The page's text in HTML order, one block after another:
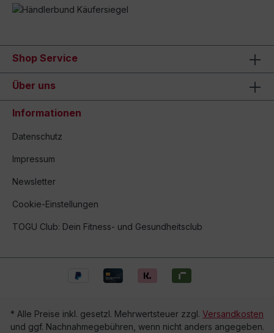
Shop Service
Über uns
Informationen
Datenschutz
Impressum
Newsletter
Cookie-Einstellungen
TOGU Club: Dein Fitness- und Gesundheitsclub
* Alle Preise inkl. gesetzl. Mehrwertsteuer zzgl. Versandkosten
und ggf. Nachnahmegebühren, wenn nicht anders angegeben.